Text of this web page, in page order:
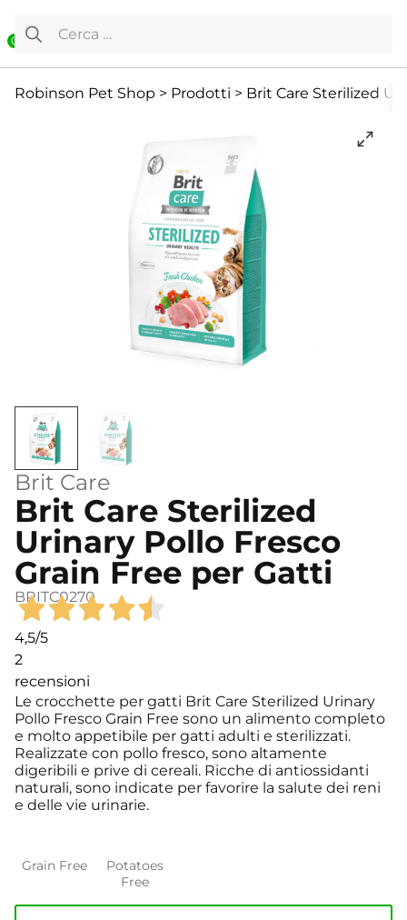
0
Ricerca per:
Robinson Pet Shop > Prodotti > Brit Care Sterilized
Brit Care
Brit Care Sterilized
Urinary Pollo Fresco
Grain Free per Gatti
BRITC0270
4,5/5
2
recensioni
Le crocchette per gatti Brit Care Sterilized Urinary
Pollo Fresco Grain Free sono un alimento completo
e molto appetibile per gatti adulti e sterilizzati.
Realizzate con pollo fresco, sono altamente
digeribili e prive di cereali. Ricche di antiossidanti
naturali, sono indicate per favorire la salute dei reni
e delle vie urinarie.
Grain Free
Potatoes
Free